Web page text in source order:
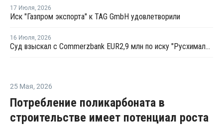
17 Июля, 2026
Иск "Газпром экспорта" к TAG GmbH удовлетворили
16 Июля, 2026
Суд взыскал с Commerzbank EUR2,9 млн по иску "Русхимальянса"
25 Мая, 2026
Потребление поликарбоната в
строительстве имеет потенциал роста